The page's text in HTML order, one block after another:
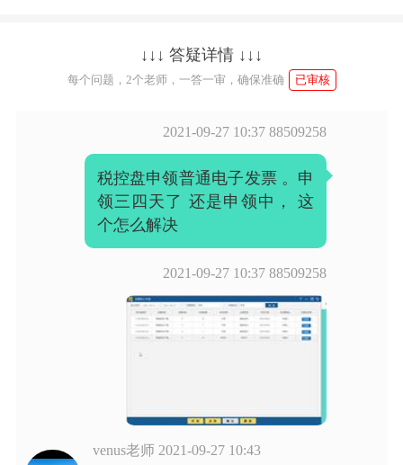
↓↓↓ 答疑详情 ↓↓↓
每个问题，2个老师，一答一审，确保准确 已审核
2021-09-27 10:37 88509258
税控盘申领普通电子发票 。申
领三四天了 还是申领中， 这
个怎么解决
2021-09-27 10:37 88509258
venus老师 2021-09-27 10:43